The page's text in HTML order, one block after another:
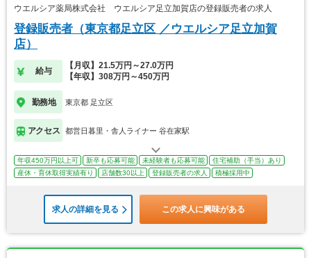
ウエルシア薬局株式会社 ウエルシア足立加賀店の登録販売者の求人
登録販売者（東京都足立区 ／ウエルシア足立加賀
店）
給与
【月収】21.5万円～27.0万円
【年収】308万円～450万円
勤務地 東京都 足立区
アクセス 都営日暮里・舎人ライナー 谷在家駅
年収450万円以上可 新卒も応募可能 未経験者も応募可能
住宅補助（手当）あり
産休・育休取得実績有り
店舗数30以上 登録販売者の求人 積極採用中
求人の詳細を見る この求人に興味がある